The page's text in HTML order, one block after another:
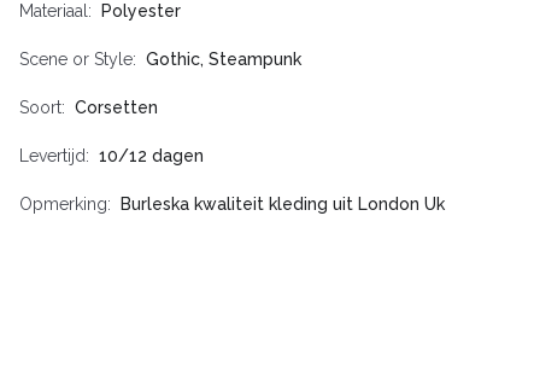
Materiaal Polyester
Scene or Style Gothic, Steampunk
Soort Corsetten
Levertijd 10/12 dagen
Opmerking Burleska kwaliteit kleding uit London Uk